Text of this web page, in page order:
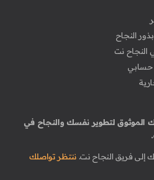
النجاح
النجاح نت
حسابي
الموثوق لتطوير نفسك والنجاح في
إلى فريق النجاح نت. ننتظر تواصلك